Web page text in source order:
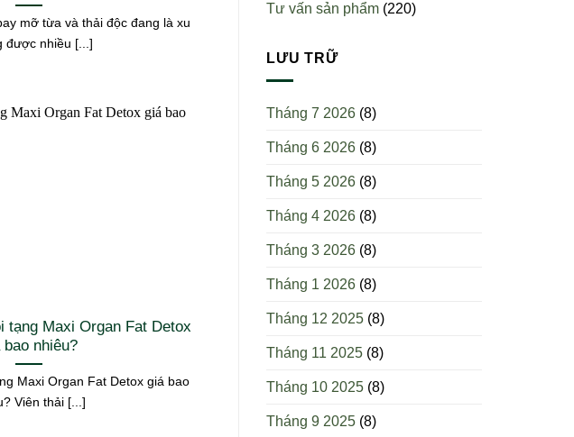
mỡ từa và thải độc đang là xu
được nhiều [...]
tạng Maxi Organ Fat Detox
bao nhiêu?
Maxi Organ Fat Detox giá bao
Viên thải [...]
Tư vấn sản phẩm (220)
LƯU TRỮ
Tháng 7 2026 (8)
Tháng 6 2026 (8)
Tháng 5 2026 (8)
Tháng 4 2026 (8)
Tháng 3 2026 (8)
Tháng 1 2026 (8)
Tháng 12 2025 (8)
Tháng 11 2025 (8)
Tháng 10 2025 (8)
Tháng 9 2025 (8)